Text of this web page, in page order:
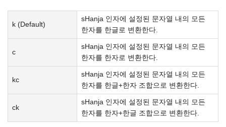
k (Default)
sHanja 인자에 설정된 문자열 내의 모든
한자를 한글로 변환한다.
c
sHanja 인자에 설정된 문자열 내의 모든
한자를 한자로 변환한다.
kc
sHanja 인자에 설정된 문자열 내의 모든
한자를 한글+한자 조합으로 변환한다.
ck
sHanja 인자에 설정된 문자열 내의 모든
한자를 한자+한글 조합으로 변환한다.